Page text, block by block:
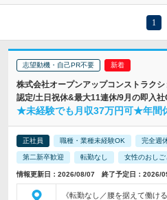
1
志望動機・自己PR不要
株式会社オープンアップコンストラク
認定/土日祝休&最大11連休/9月の即入社
★未経験でも月収37万円可★年間
正社員 職種・業種未経験OK 完全週
第二新卒歓迎 転勤なし 女性のおしご
情報更新日：2026/08/07 終了予定日：2026/
《転勤なし／腰を据えて働け